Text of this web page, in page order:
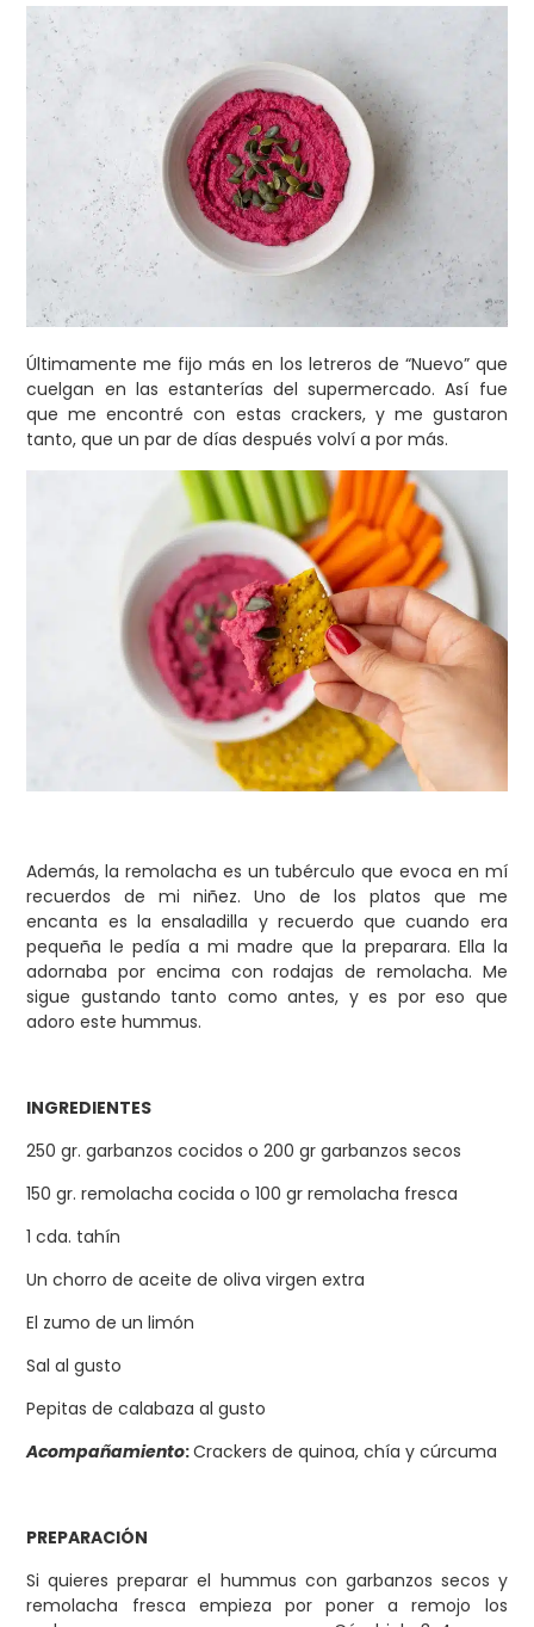
Últimamente me fijo más en los letreros de “Nuevo” que
cuelgan en las estanterías del supermercado. Así fue
que me encontré con estas crackers, y me gustaron
tanto, que un par de días después volví a por más.
Además, la remolacha es un tubérculo que evoca en mí
recuerdos de mi niñez. Uno de los platos que me
encanta es la ensaladilla y recuerdo que cuando era
pequeña le pedía a mi madre que la preparara. Ella la
adornaba por encima con rodajas de remolacha. Me
sigue gustando tanto como antes, y es por eso que
adoro este hummus.
INGREDIENTES
250 gr. garbanzos cocidos o 200 gr garbanzos secos
150 gr. remolacha cocida o 100 gr remolacha fresca
1 cda. tahín
Un chorro de aceite de oliva virgen extra
El zumo de un limón
Sal al gusto
Pepitas de calabaza al gusto
Acompañamiento:Crackers de quinoa, chía y cúrcuma
PREPARACIÓN
Si quieres preparar el hummus con garbanzos secos y
remolacha fresca empieza por poner a remojo los